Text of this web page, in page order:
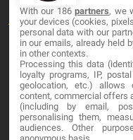
About
Blog
Contact
LEGAL
Cookies
With our 186partners, we
your devices (cookies,
personal data with our
in our emails, already held
in other contexts.
Processing this data
loyalty programs, IP,
geolocation, etc.) allows
content, commercial offers
(including by email,
personalising them,
audiences. Other
anonymous basis.